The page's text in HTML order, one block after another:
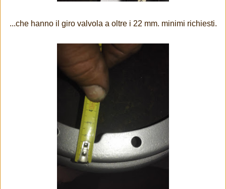
...che hanno il giro valvola a oltre i 22 mm. minimi richiesti.